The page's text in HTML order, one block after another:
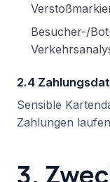
Besucher-/
2.4
Sensible
Zahlungen
3.